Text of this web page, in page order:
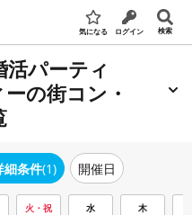
気になる ログイン 検索
パーティ
の街コン・
細条件(1) 開催日
火・祝 水 木